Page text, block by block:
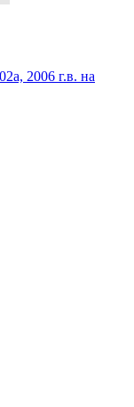
2006 г.в. на